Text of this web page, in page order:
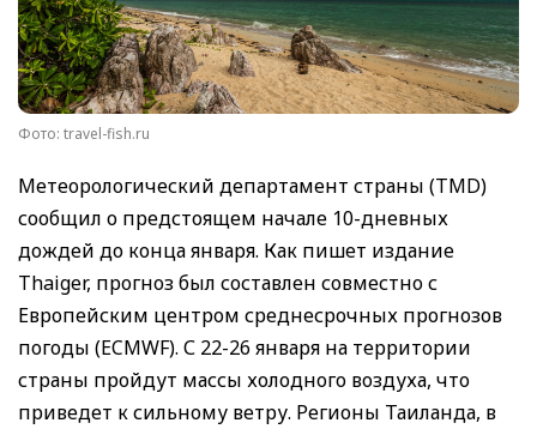
Фото: travel-fish.ru
Метеорологический департамент страны (TMD)
сообщил о предстоящем начале 10-дневных
дождей до конца января. Как пишет издание
Thaiger, прогноз был составлен совместно с
Европейским центром среднесрочных прогнозов
погоды (ECMWF). С 22-26 января на территории
страны пройдут массы холодного воздуха, что
приведет к сильному ветру. Регионы Таиланда, в